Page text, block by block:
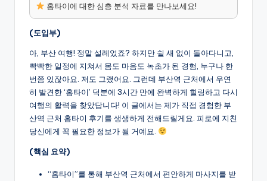
홈타이에 대한 심층 분석 자료를 만나보세요!
(도입부)
아, 부산 여행! 정말 설레었죠? 하지만 쉴 새 없이 돌아다니고,
빡빡한 일정에 지쳐서 몸도 마음도 녹초가 된 경험, 누구나 한
번쯤 있잖아요. 저도 그랬어요. 그런데 부산역 근처에서 우연
히 발견한 ‘홈타이’ 덕분에 3시간 만에 완벽하게 힐링하고 다시
여행의 활력을 찾았답니다! 이 글에서는 제가 직접 경험한 부
산역 근처 홈타이 후기를 생생하게 전해드릴게요. 피로에 지친
당신에게 꼭 필요한 정보가 될 거예요.
(핵심 요약)
“홈타이”를 통해 부산역 근처에서 편안하게 마사지를 받